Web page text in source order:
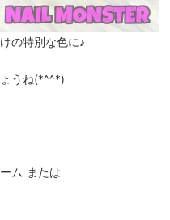
の特別な色に♪
うね(*^^*)
ム または